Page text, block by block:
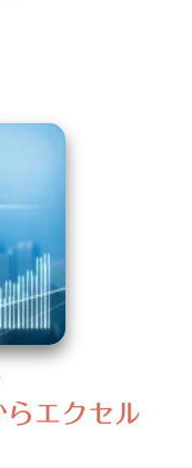
エクセル